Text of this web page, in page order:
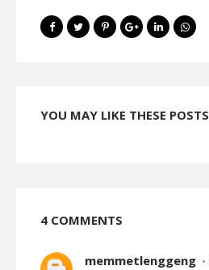
YOU MAY LIKE THESE POSTS
4 COMMENTS
memmetlenggeng